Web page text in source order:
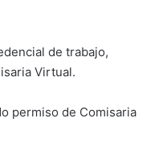
de trabajo,
Virtual.
permiso de Comisaria